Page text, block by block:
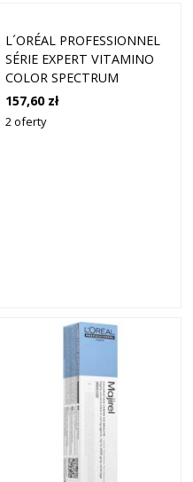
L´ORÉAL PROFESSIONNEL
SÉRIE EXPERT VITAMINO
COLOR SPECTRUM
PROFESSIONAL SHAMPOO
SZAMPON DO WŁOSÓW
FARBOWANYCH 1500 ML
157,60 zł
2 oferty